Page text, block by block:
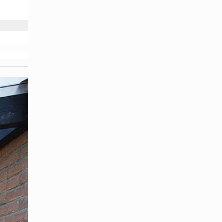
Sie
der
sind
das